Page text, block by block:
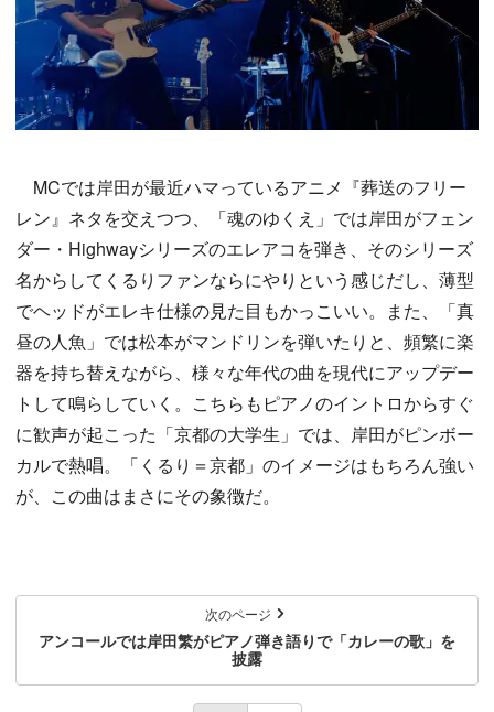
MCでは岸田が最近ハマっているアニメ『葬送のフリー
レン』ネタを交えつつ、「魂のゆくえ」では岸田がフェン
ダー・Highwayシリーズのエレアコを弾き、そのシリーズ
名からしてくるりファンならにやりという感じだし、薄型
でヘッドがエレキ仕様の見た目もかっこいい。また、「真
昼の人魚」では松本がマンドリンを弾いたりと、頻繁に楽
器を持ち替えながら、様々な年代の曲を現代にアップデー
トして鳴らしていく。こちらもピアノのイントロからすぐ
に歓声が起こった「京都の大学生」では、岸田がピンボー
カルで熱唱。「くるり＝京都」のイメージはもちろん強い
が、この曲はまさにその象徴だ。
次のページ
アンコールでは岸田繁がピアノ弾き語りで「カレーの歌」を
披露